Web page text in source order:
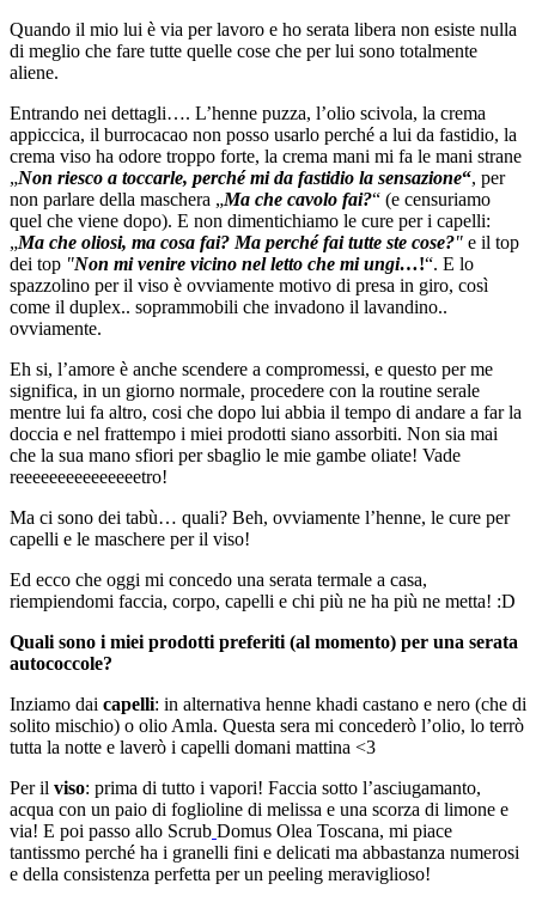
Quando il mio lui è via per lavoro e ho serata libera non esiste nulla
di meglio che fare tutte quelle cose che per lui sono totalmente
aliene.
Entrando nei dettagli…. L’henne puzza, l’olio scivola, la crema
appiccica, il burrocacao non posso usarlo perché a lui da fastidio, la
crema viso ha odore troppo forte, la crema mani mi fa le mani strane
„Non riesco a toccarle, perché mi da fastidio la sensazione“, per
non parlare della maschera „Ma che cavolo fai?“ (e censuriamo
quel che viene dopo). E non dimentichiamo le cure per i capelli:
„Ma che oliosi, ma cosa fai? Ma perché fai tutte ste cose?" e il top
dei top "Non mi venire vicino nel letto che mi ungi…!“. E lo
spazzolino per il viso è ovviamente motivo di presa in giro, così
come il duplex.. soprammobili che invadono il lavandino..
ovviamente.
Eh si, l’amore è anche scendere a compromessi, e questo per me
significa, in un giorno normale, procedere con la routine serale
mentre lui fa altro, cosi che dopo lui abbia il tempo di andare a far la
doccia e nel frattempo i miei prodotti siano assorbiti. Non sia mai
che la sua mano sfiori per sbaglio le mie gambe oliate! Vade
reeeeeeeeeeeeeeetro!
Ma ci sono dei tabù… quali? Beh, ovviamente l’henne, le cure per
capelli e le maschere per il viso!
Ed ecco che oggi mi concedo una serata termale a casa,
riempiendomi faccia, corpo, capelli e chi più ne ha più ne metta! :D
Quali sono i miei prodotti preferiti (al momento) per una serata
autococcole?
Inziamo dai capelli: in alternativa henne khadi castano e nero (che di
solito mischio) o olio Amla. Questa sera mi concederò l’olio, lo terrò
tutta la notte e laverò i capelli domani mattina <3
Per il viso: prima di tutto i vapori! Faccia sotto l’asciugamanto,
acqua con un paio di foglioline di melissa e una scorza di limone e
via! E poi passo allo Scrub Domus Olea Toscana, mi piace
tantissmo perché ha i granelli fini e delicati ma abbastanza numerosi
e della consistenza perfetta per un peeling meraviglioso!